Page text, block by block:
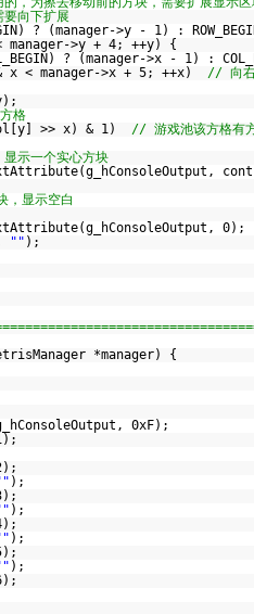
向下扩展
? (manager->y - 1) :
manager->y + 4; ++y) {
? (manager->x - 1) :
x < manager->x + 5; ++x) // 向右
格
>> x) & 1) // 游戏池该方格有
示一个实心方块
显示空白
0);
"" );
*manager) {
0xF);
);
);
);
);